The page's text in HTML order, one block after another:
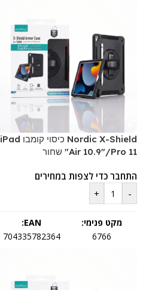
Nordic X-Shield כיסוי קומבו iPad
Air 10.9"/Pro 11" שחור
התחבר כדי לצפות במחירים
-
+
מקט פנימי:
6766
EAN:
704335782364